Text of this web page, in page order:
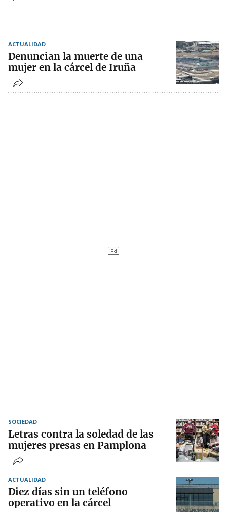
ACTUALIDAD
Denuncian la muerte de una
mujer en la cárcel de Iruña
SOCIEDAD
Letras contra la soledad de las
mujeres presas en Pamplona
ACTUALIDAD
Diez días sin un teléfono
operativo en la cárcel